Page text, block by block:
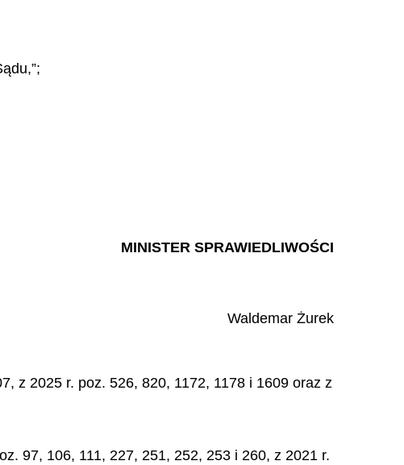
MINISTER SPRAWIEDLIWOŚCI
Waldemar Żurek
z 2025 r. poz. 526, 820, 1172, 1178 i 1609 oraz z
97, 106, 111, 227, 251, 252, 253 i 260, z 2021 r.